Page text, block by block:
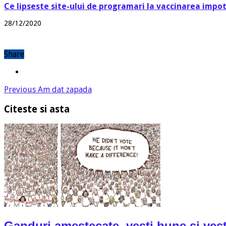
Ce lipseste site-ului de programari la vaccinarea
28/12/2020
Share
Previous Am dat zapada
Citeste si asta